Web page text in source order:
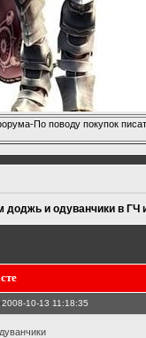
По поводу покупок
доджь и одуванчики в ГЧ
2008-10-13 11:18:35